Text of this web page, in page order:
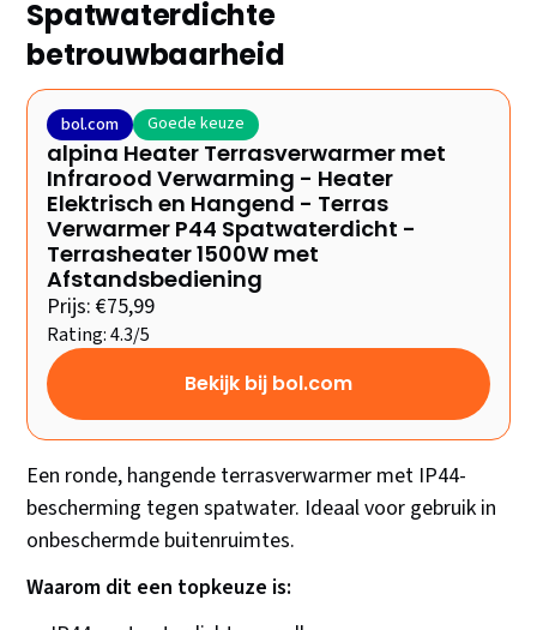
Spatwaterdichte
betrouwbaarheid
bol.com Goede keuze
alpina Heater Terrasverwarmer met
Infrarood Verwarming - Heater
Elektrisch en Hangend - Terras
Verwarmer P44 Spatwaterdicht -
Terrasheater 1500W met
Afstandsbediening
Prijs: €75,99
Rating: 4.3/5
Bekijk bij bol.com
Een ronde, hangende terrasverwarmer met IP44-
bescherming tegen spatwater. Ideaal voor gebruik in
onbeschermde buitenruimtes.
Waarom dit een topkeuze is: